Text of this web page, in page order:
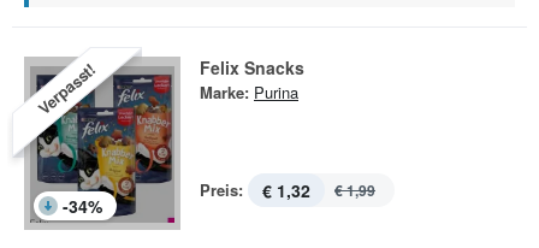
Verpasst!
-34%
Felix Snacks
Marke: Purina
Preis: € 1,32 € 1,99